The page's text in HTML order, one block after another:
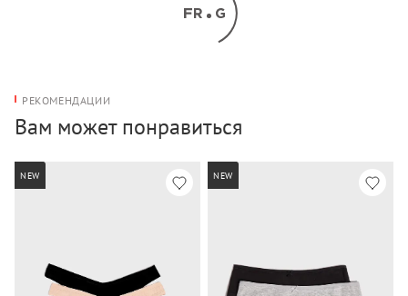
РЕКОМЕНДАЦИИ
Вам может понравиться
NEW NEW